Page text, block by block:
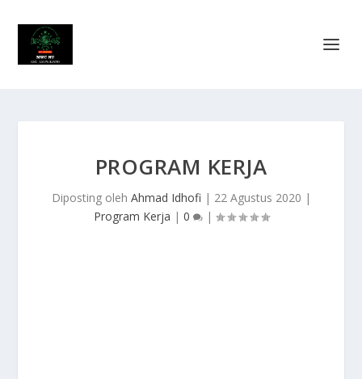
PROGRAM KERJA
Diposting oleh Ahmad Idhofi | 22 Agustus 2020 |
Program Kerja | 0 |